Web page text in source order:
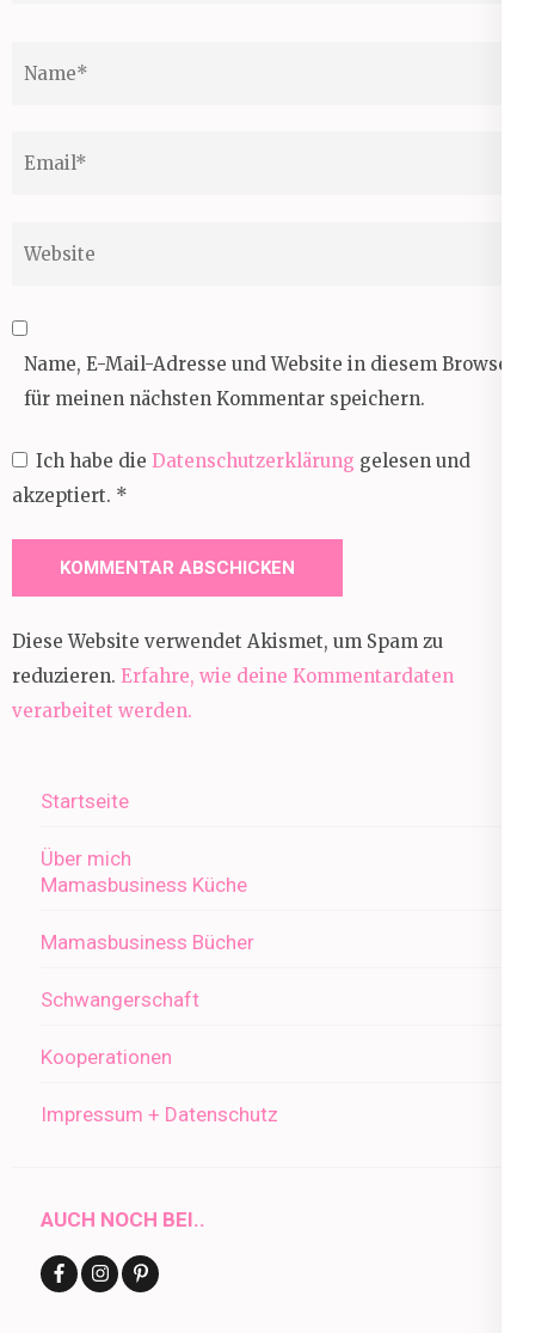
Name, E-Mail-Adresse und Website in diesem Browser
für meinen nächsten Kommentar speichern.
Ich habe die Datenschutzerklärung gelesen und
akzeptiert. *
Diese Website verwendet Akismet, um Spam zu
reduzieren. Erfahre, wie deine Kommentardaten
verarbeitet werden.
Startseite
Über mich
Mamasbusiness Küche
Mamasbusiness Bücher
Schwangerschaft
Kooperationen
Impressum + Datenschutz
AUCH NOCH BEI..